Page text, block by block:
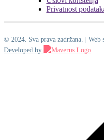
Privatnost
© 2024. Sva prava zadržana. | Web
Developed by